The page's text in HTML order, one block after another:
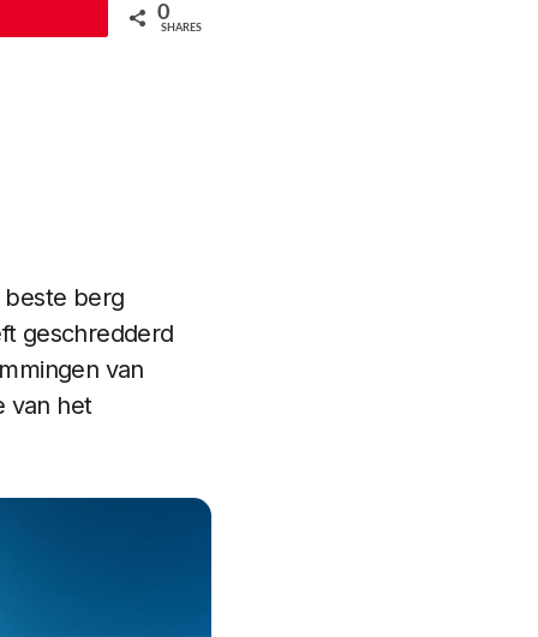
0
SHARES
beste berg
geschredderd
van
van het